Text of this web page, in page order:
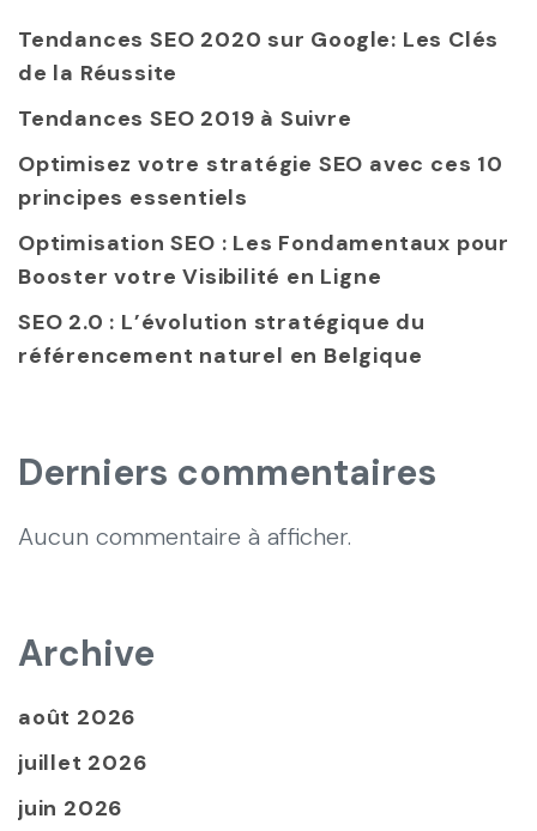
Tendances SEO 2020 sur Google: Les Clés
de la Réussite
Tendances SEO 2019 à Suivre
Optimisez votre stratégie SEO avec ces 10
principes essentiels
Optimisation SEO : Les Fondamentaux pour
Booster votre Visibilité en Ligne
SEO 2.0 : L’évolution stratégique du
référencement naturel en Belgique
Derniers commentaires
Aucun commentaire à afficher.
Archive
août 2026
juillet 2026
juin 2026